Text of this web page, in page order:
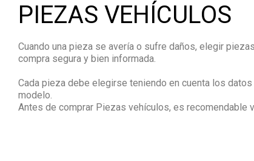
PIEZAS VEHÍCULOS
Cuando una pieza se avería o sufre daños, elegir
compra segura y bien informada.
Cada pieza debe elegirse teniendo en cuenta los
modelo.
Antes de comprar Piezas vehículos, es recomendable